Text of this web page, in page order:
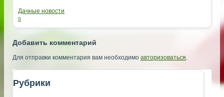
Дачные новости
0
Добавить комментарий
Для отправки комментария вам необходимо авторизоваться.
Рубрики